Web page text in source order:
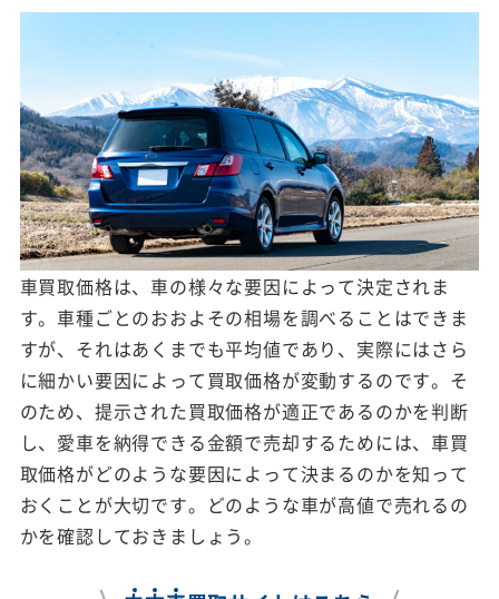
車買取価格は、車の様々な要因によって決定されま
す。車種ごとのおおよその相場を調べることはできま
すが、それはあくまでも平均値であり、実際にはさら
に細かい要因によって買取価格が変動するのです。そ
のため、提示された買取価格が適正であるのかを判断
し、愛車を納得できる金額で売却するためには、車買
取価格がどのような要因によって決まるのかを知って
おくことが大切です。どのような車が高値で売れるの
かを確認しておきましょう。